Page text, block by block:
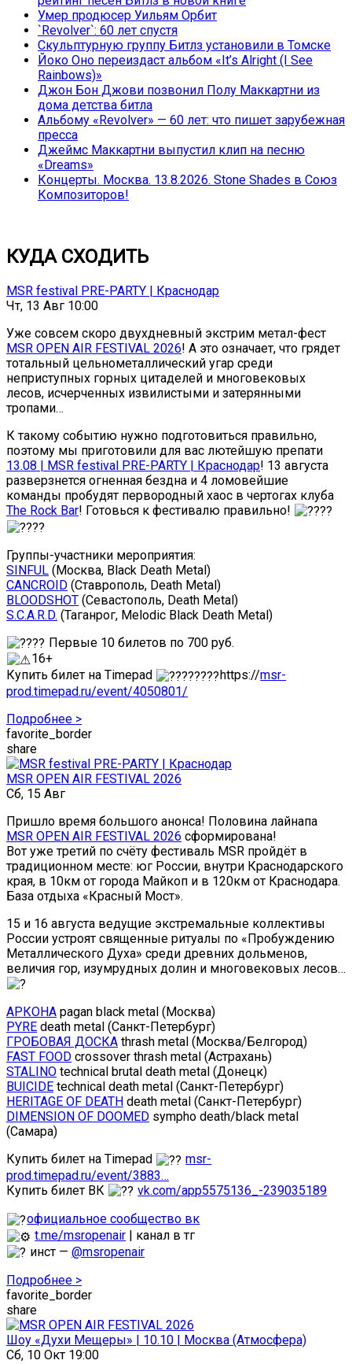
Умер продюсер Уильям Орбит
`Revolver`: 60 лет спустя
Скульптурную группу Битлз установили в Томске
Йоко Оно переиздаст альбом «It’s Alright (I See
Rainbows)»
Джон Бон Джови позвонил Полу Маккартни из
дома детства битла
Альбому «Revolver» — 60 лет: что пишет зарубежная
пресса
Джеймс Маккартни выпустил клип на песню
«Dreams»
Концерты. Москва. 13.8.2026. Stone Shades в Союз
Композиторов!
КУДА СХОДИТЬ
MSR festival PRE-PARTY | Краснодар
Чт, 13 Авг 10:00
Уже совсем скоро двухдневный экстрим метал-фест
MSR OPEN AIR FESTIVAL 2026! А это означает, что грядет
тотальный цельнометаллический угар среди
неприступных горных цитаделей и многовековых
лесов, исчерченных извилистыми и затерянными
тропами…
К такому событию нужно подготовиться правильно,
поэтому мы приготовили для вас лютейшую препати
13.08 | MSR festival PRE-PARTY | Краснодар! 13 августа
разверзнется огненная бездна и 4 ломовейшие
команды пробудят первородный хаос в чертогах клуба
The Rock Bar! Готовься к фестивалю правильно!
Группы-участники мероприятия:
SINFUL (Москва, Black Death Metal)
CANCROID (Ставрополь, Death Metal)
BLOODSHOT (Севастополь, Death Metal)
S.C.A.R.D. (Таганрог, Melodic Black Death Metal)
Первые 10 билетов по 700 руб.
16+
Купить билет на Timepad
https://msr-
prod.timepad.ru/event/4050801/
Подробнее >
favorite_border
share
MSR OPEN AIR FESTIVAL 2026
Сб, 15 Авг
Пришло время большого анонса! Половина лайнапа
MSR OPEN AIR FESTIVAL 2026 сформирована!
Вот уже третий по счёту фестиваль MSR пройдёт в
традиционном месте: юг России, внутри Краснодарского
края, в 10км от города Майкоп и в 120км от Краснодара.
База отдыха «Красный Мост».
15 и 16 августа ведущие экстремальные коллективы
России устроят священные ритуалы по «Пробуждению
Металлического Духа» среди древних дольменов,
величия гор, изумрудных долин и многовековых лесов…
АРКОНА pagan black metal (Москва)
PYRE death metal (Санкт-Петербург)
ГРОБОВАЯ ДОСКА thrash metal (Москва/Белгород)
FAST FOOD crossover thrash metal (Астрахань)
STALINO technical brutal death metal (Донецк)
BUICIDE technical death metal (Санкт-Петербург)
HERITAGE OF DEATH death metal (Санкт-Петербург)
DIMENSION OF DOOMED sympho death/black metal
(Самара)
Купить билет на Timepad
msr-
prod.timepad.ru/event/3883…
Купить билет ВК
vk.com/app5575136_-239035189
официальное сообщество вк
t.me/msropenair | канал в тг
инст —@msropenair
Подробнее >
favorite_border
share
Шоу «Духи Мещеры» | 10.10 | Москва (Атмосфера)
Сб, 10 Окт 19:00